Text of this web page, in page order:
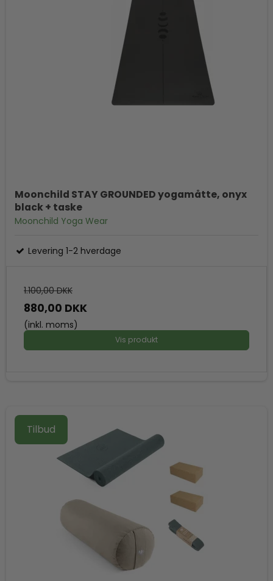
Moonchild STAY GROUNDED yogamåtte, onyx
black + taske
Moonchild Yoga Wear
Levering 1-2 hverdage
1.100,00 DKK
880,00 DKK
(inkl. moms)
Vis produkt
Tilbud